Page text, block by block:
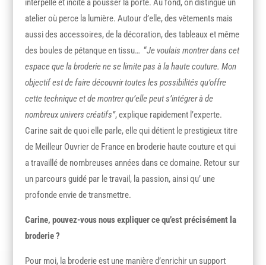
interpelle et incite à pousser la porte. Au fond, on distingue un
atelier où perce la lumière. Autour d’elle, des vêtements mais
aussi des accessoires, de la décoration, des tableaux et même
des boules de pétanque en tissu… “Je voulais montrer dans cet
espace que la broderie ne se limite pas à la haute couture. Mon
objectif est de faire découvrir toutes les possibilités qu’offre
cette technique et de montrer qu’elle peut s’intégrer à de
nombreux univers créatifs”, explique rapidement l’experte.
Carine sait de quoi elle parle, elle qui détient le prestigieux titre
de Meilleur Ouvrier de France en broderie haute couture et qui
a travaillé de nombreuses années dans ce domaine. Retour sur
un parcours guidé par le travail, la passion, ainsi qu’ une
profonde envie de transmettre.
Carine, pouvez-vous nous expliquer ce qu’est précisément la
broderie ?
Pour moi, la broderie est une manière d’enrichir un support